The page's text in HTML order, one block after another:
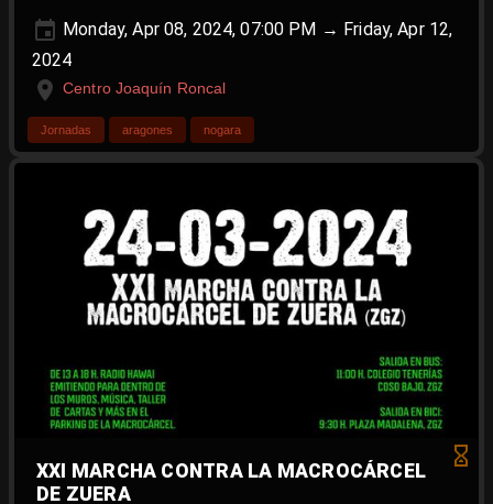
Monday, Apr 08, 2024, 07:00 PM → Friday, Apr 12,
2024
Centro Joaquín Roncal
Jornadas aragones nogara
XXI MARCHA CONTRA LA MACROCÁRCEL
DE ZUERA